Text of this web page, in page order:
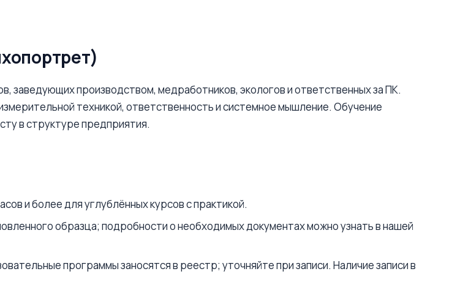
заведующих производством, медработников, экологов и ответственных за ПК.
техникой, ответственность и системное мышление. Обучение
в структуре предприятия.
и более для углублённых курсов с практикой.
образца; подробности о необходимых документах можно узнать в нашей
программы заносятся в реестр; уточняйте при записи. Наличие записи в